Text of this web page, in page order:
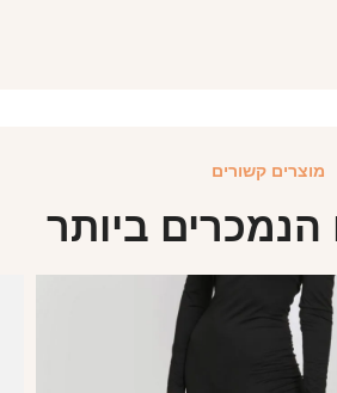
מוצרים קשורים
הנמכרים ביותר